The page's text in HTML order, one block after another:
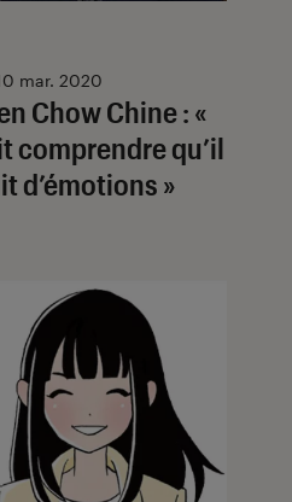
Chow Chine : «
comprendre qu’il
d’émotions »
mar. 2020